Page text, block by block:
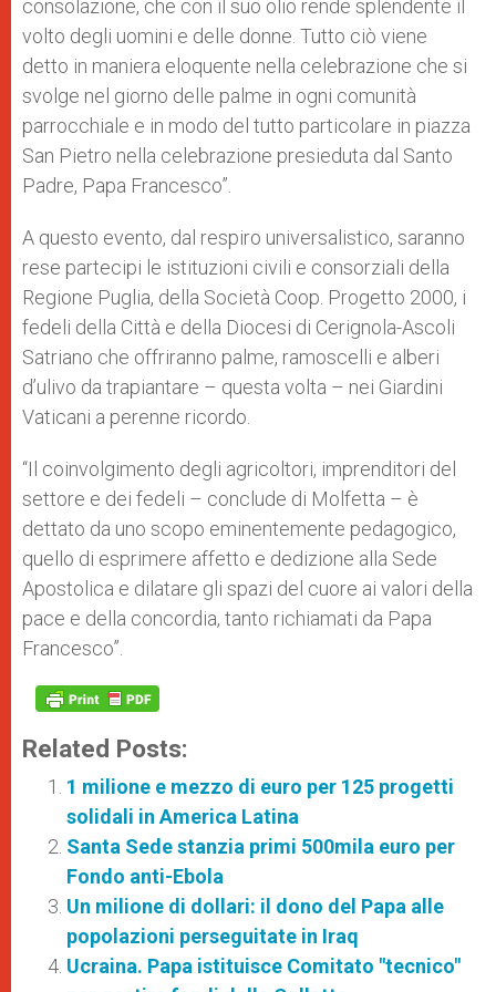
consolazione, che con il suo olio rende splendente il
volto degli uomini e delle donne. Tutto ciò viene
detto in maniera eloquente nella celebrazione che si
svolge nel giorno delle palme in ogni comunità
parrocchiale e in modo del tutto particolare in piazza
San Pietro nella celebrazione presieduta dal Santo
Padre, Papa Francesco”.
A questo evento, dal respiro universalistico, saranno
rese partecipi le istituzioni civili e consorziali della
Regione Puglia, della Società Coop. Progetto 2000, i
fedeli della Città e della Diocesi di Cerignola-Ascoli
Satriano che offriranno palme, ramoscelli e alberi
d’ulivo da trapiantare – questa volta – nei Giardini
Vaticani a perenne ricordo.
“Il coinvolgimento degli agricoltori, imprenditori del
settore e dei fedeli – conclude di Molfetta – è
dettato da uno scopo eminentemente pedagogico,
quello di esprimere affetto e dedizione alla Sede
Apostolica e dilatare gli spazi del cuore ai valori della
pace e della concordia, tanto richiamati da Papa
Francesco”.
Related Posts:
1 milione e mezzo di euro per 125 progetti
solidali in America Latina
Santa Sede stanzia primi 500mila euro per
Fondo anti-Ebola
Un milione di dollari: il dono del Papa alle
popolazioni perseguitate in Iraq
Ucraina. Papa istituisce Comitato "tecnico"